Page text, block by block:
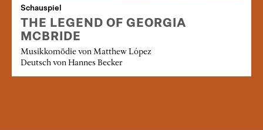
Schauspiel
THE LEGEND OF GEORGIA
MCBRIDE
Musikkomödie von Matthew López
Deutsch von Hannes Becker